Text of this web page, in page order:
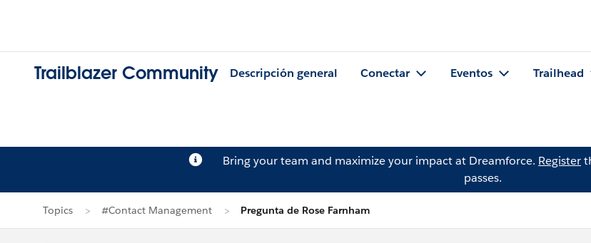
Trailblazer Community Descripción general Conectar Eventos Trailhead
Bring your team and maximize your impact at Dreamforce. Register
passes.
Topics #Contact Management Pregunta de Rose Farnham